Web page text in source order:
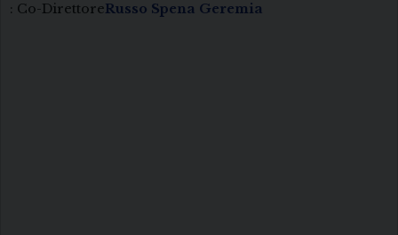
Russo Spena Geremia
: Co-Direttore